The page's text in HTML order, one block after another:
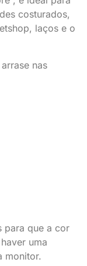
costurados,
laços e o
nas
para que a cor
uma
monitor.